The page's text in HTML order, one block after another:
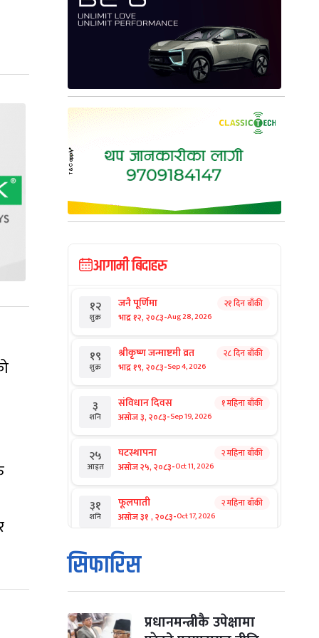
आगामी बिदाहरु
१२
शुक्र
जनै पूर्णिमा
भाद्र १२, २०८३-Aug 28, 2026
२१ दिन बाँकी
१९
शुक्र
श्रीकृष्ण जन्माष्टमी व्रत
भाद्र १९, २०८३-Sep 4, 2026
२८ दिन बाँकी
३
शनि
संविधान दिवस
असोज ३, २०८३-Sep 19, 2026
१ महिना बाँकी
२५
आइत
घटस्थापना
असोज २५, २०८३-Oct 11, 2026
२ महिना बाँकी
३१
शनि
फूलपाती
असोज ३१ , २०८३-Oct 17, 2026
२ महिना बाँकी
१
आइत
कार्तिक सङ्क्रान्ति
कार्तिक १, २०८३
मंगल कार्तिक ३, २०८३-Oct 20, 2026
सिफारिस
प्रधानमन्त्रीकै उपेक्षामा